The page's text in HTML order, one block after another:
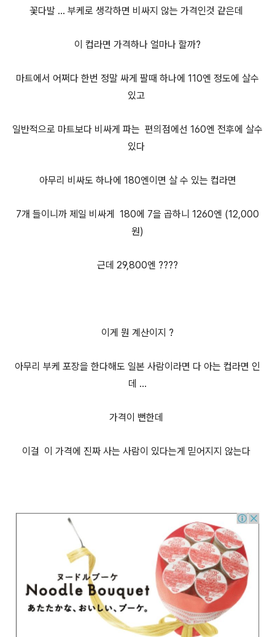
꽃다발 ... 부케로 생각하면 비싸지 않는 가격인것 같은데
이 컵라면 가격하나 얼마나 할까?
마트에서 어쩌다 한번 정말 싸게 팔때 하나에 110엔 정도에 살수
있고
일반적으로 마트보다 비싸게 파는 편의점에선 160엔 전후에 살수
있다
아무리 비싸도 하나에 180엔이면 살 수 있는 컵라면
7개 들이니까 제일 비싸게 180에 7을 곱하니 1260엔 (12,000
원)
근데 29,800엔 ????
이게 뭔 계산이지 ?
아무리 부케 포장을 한다해도 일본 사람이라면 다 아는 컵라면 인
데 ...
가격이 뻔한데
이걸 이 가격에 진짜 사는 사람이 있다는게 믿어지지 않는다